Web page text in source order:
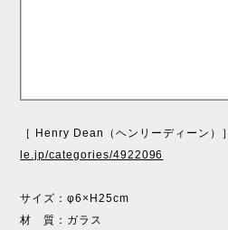
［ Henry Dean（ヘンリーディーン）］
le.jp/categories/4922096
サイズ：φ6×H25cm
材 質：ガラス